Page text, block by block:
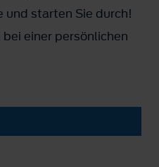
und starten Sie durch!
einer persönlichen